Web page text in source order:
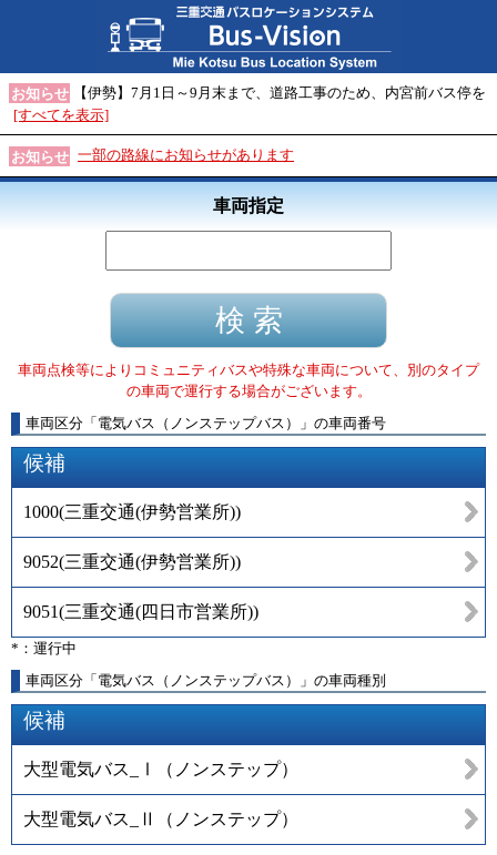
お知らせ
【伊勢】7月1日～9月末まで、道路工事のため、内宮前バス停を
[すべてを表示]
お知らせ 一部の路線にお知らせがあります
車両指定
車両点検等によりコミュニティバスや特殊な車両について、別のタイプ
の車両で運行する場合がございます。
車両区分 「 電気バス（ノンステップバス） 」 の車両番号
候補
1000(三重交通(伊勢営業所))
9052(三重交通(伊勢営業所))
9051(三重交通(四日市営業所))
*：運行中
車両区分「電気バス（ノンステップバス）」の車両種別
候補
大型電気バス_Ⅰ（ノンステップ）
大型電気バス_Ⅱ（ノンステップ）